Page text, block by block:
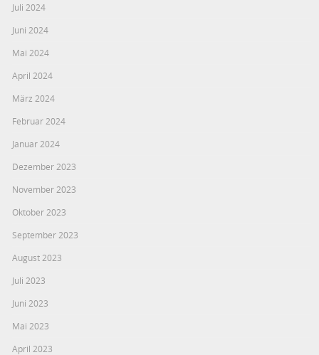
Juli 2024
Juni 2024
Mai 2024
April 2024
März 2024
Februar 2024
Januar 2024
Dezember 2023
November 2023
Oktober 2023
September 2023
August 2023
Juli 2023
Juni 2023
Mai 2023
April 2023